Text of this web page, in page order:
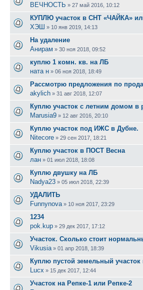
ВЕЧНОСТЬ » 27 май 2016, 10:12
КУПЛЮ участок в СНТ «ЧАЙКА»
ХЭШ
» 10 янв 2019, 14:13
На удаление
Анирам » 30 ноя 2018, 09:52
куплю 1 комн. кв. на ЛБ
ната н » 06 ноя 2018, 18:49
Рассмотрю предложения по
akylich » 31 авг 2018, 12:07
Куплю участок с летним домом в
Marusia9 » 12 авг 2016, 20:10
Куплю участок под ИЖС в Дубне.
Nitecore » 29 сен 2017, 18:21
Куплю участок в ПОСТ Весна
лан » 01 июл 2018, 18:08
Куплю двушку на ЛБ
Nadya23 » 05 июл 2018, 22:39
УДАЛИТЬ
Funnynova » 10 ноя 2017, 23:29
1234
pok.kup » 29 дек 2017, 17:12
Участок. Сколько стоит
Vikusia » 01 апр 2018, 18:39
Куплю пустой земельный
Lucx » 15 дек 2017, 12:44
Участок на Репке-1 или Репке-2